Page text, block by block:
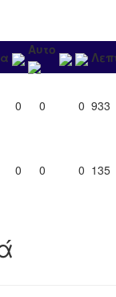
Αυτο
0 0 0 933
0 0 0 135